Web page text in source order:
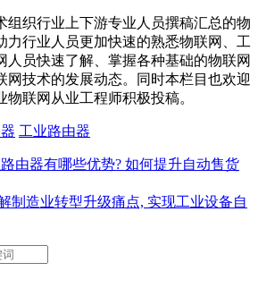
组织行业上下游专业人员撰稿汇总的物
力行业人员更加快速的熟悉物联网、工
人员快速了解、掌握各种基础的物联网
网技术的发展动态。同时本栏目也欢迎
物联网从业工程师积极投稿。
工业路由器
由器有哪些优势? 如何提升自动售货
制造业转型升级痛点, 实现工业设备自